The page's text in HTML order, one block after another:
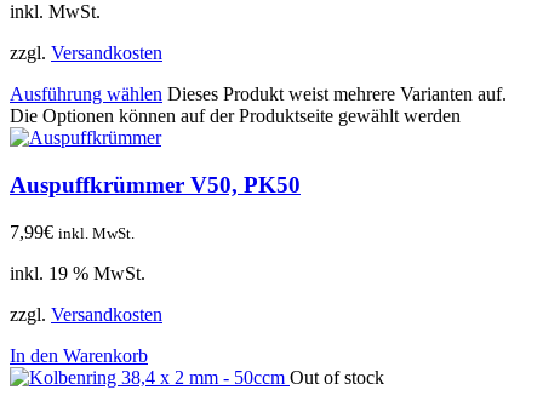
inkl. MwSt.
zzgl. Versandkosten
Ausführung wählen Dieses Produkt weist mehrere Varianten auf.
Die Optionen können auf der Produktseite gewählt werden
Auspuffkrümmer V50, PK50
7,99€ inkl. MwSt.
inkl. 19 % MwSt.
zzgl. Versandkosten
In den Warenkorb
Out of stock